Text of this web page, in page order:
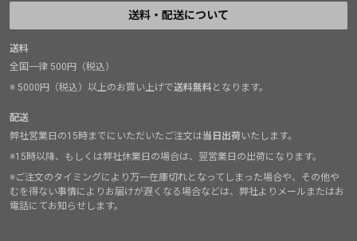
送料・配送について
送料
全国一律 500円（税込）
※ 5000円（税込）以上のお買い上げで送料無料となります。
配送
弊社営業日の15時までにいただいたご注文は当日出荷いたします。
※15時以降、もしくは弊社休業日の場合は、翌営業日の出荷になります。
※ご注文のタイミングにより万一在庫切れとなってしまった場合や、その他や
むを得ない事情によりお届けが遅くなる場合などは、弊社よりメールまたはお
電話にてお知らせします。